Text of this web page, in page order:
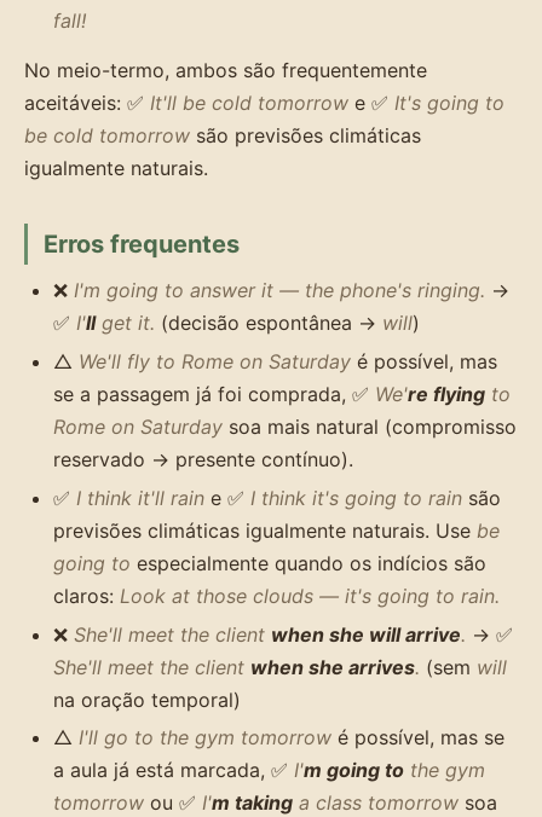
fall!
No meio-termo, ambos são frequentemente
aceitáveis: ✅ It'll be cold tomorrow e ✅ It's going to
be cold tomorrow são previsões climáticas
igualmente naturais.
Erros frequentes
❌ I'm going to answer it — the phone's ringing. →
✅ I'llget it. (decisão espontânea → will)
△ We'll fly to Rome on Saturday é possível, mas
se a passagem já foi comprada, ✅ We're flying to
Rome on Saturday soa mais natural (compromisso
reservado → presente contínuo).
✅ I think it'll rain e ✅ I think it's going to rain são
previsões climáticas igualmente naturais. Use be
going to especialmente quando os indícios são
claros: Look at those clouds — it's going to rain.
❌ She'll meet the client when she will arrive. → ✅
She'll meet the client when she arrives. (sem will
na oração temporal)
△ I'll go to the gym tomorrow é possível, mas se
a aula já está marcada, ✅ I'm going to the gym
tomorrow ou ✅ I'm taking a class tomorrow soa